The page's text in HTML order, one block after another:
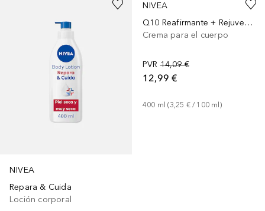
NIVEA
Repara & Cuida
Loción corporal
NIVEA
Q10 Reafirmante + Rejuvenecedora
Crema para el cuerpo
PVR 14,09 €
12,99 €
400 ml (3,25 € / 100 ml )